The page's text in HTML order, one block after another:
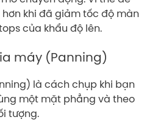
khi đã giảm tốc độ màn
của khẩu độ lên.
máy (Panning)
là cách chụp khi bạn
một mặt phẳng và theo
tượng.